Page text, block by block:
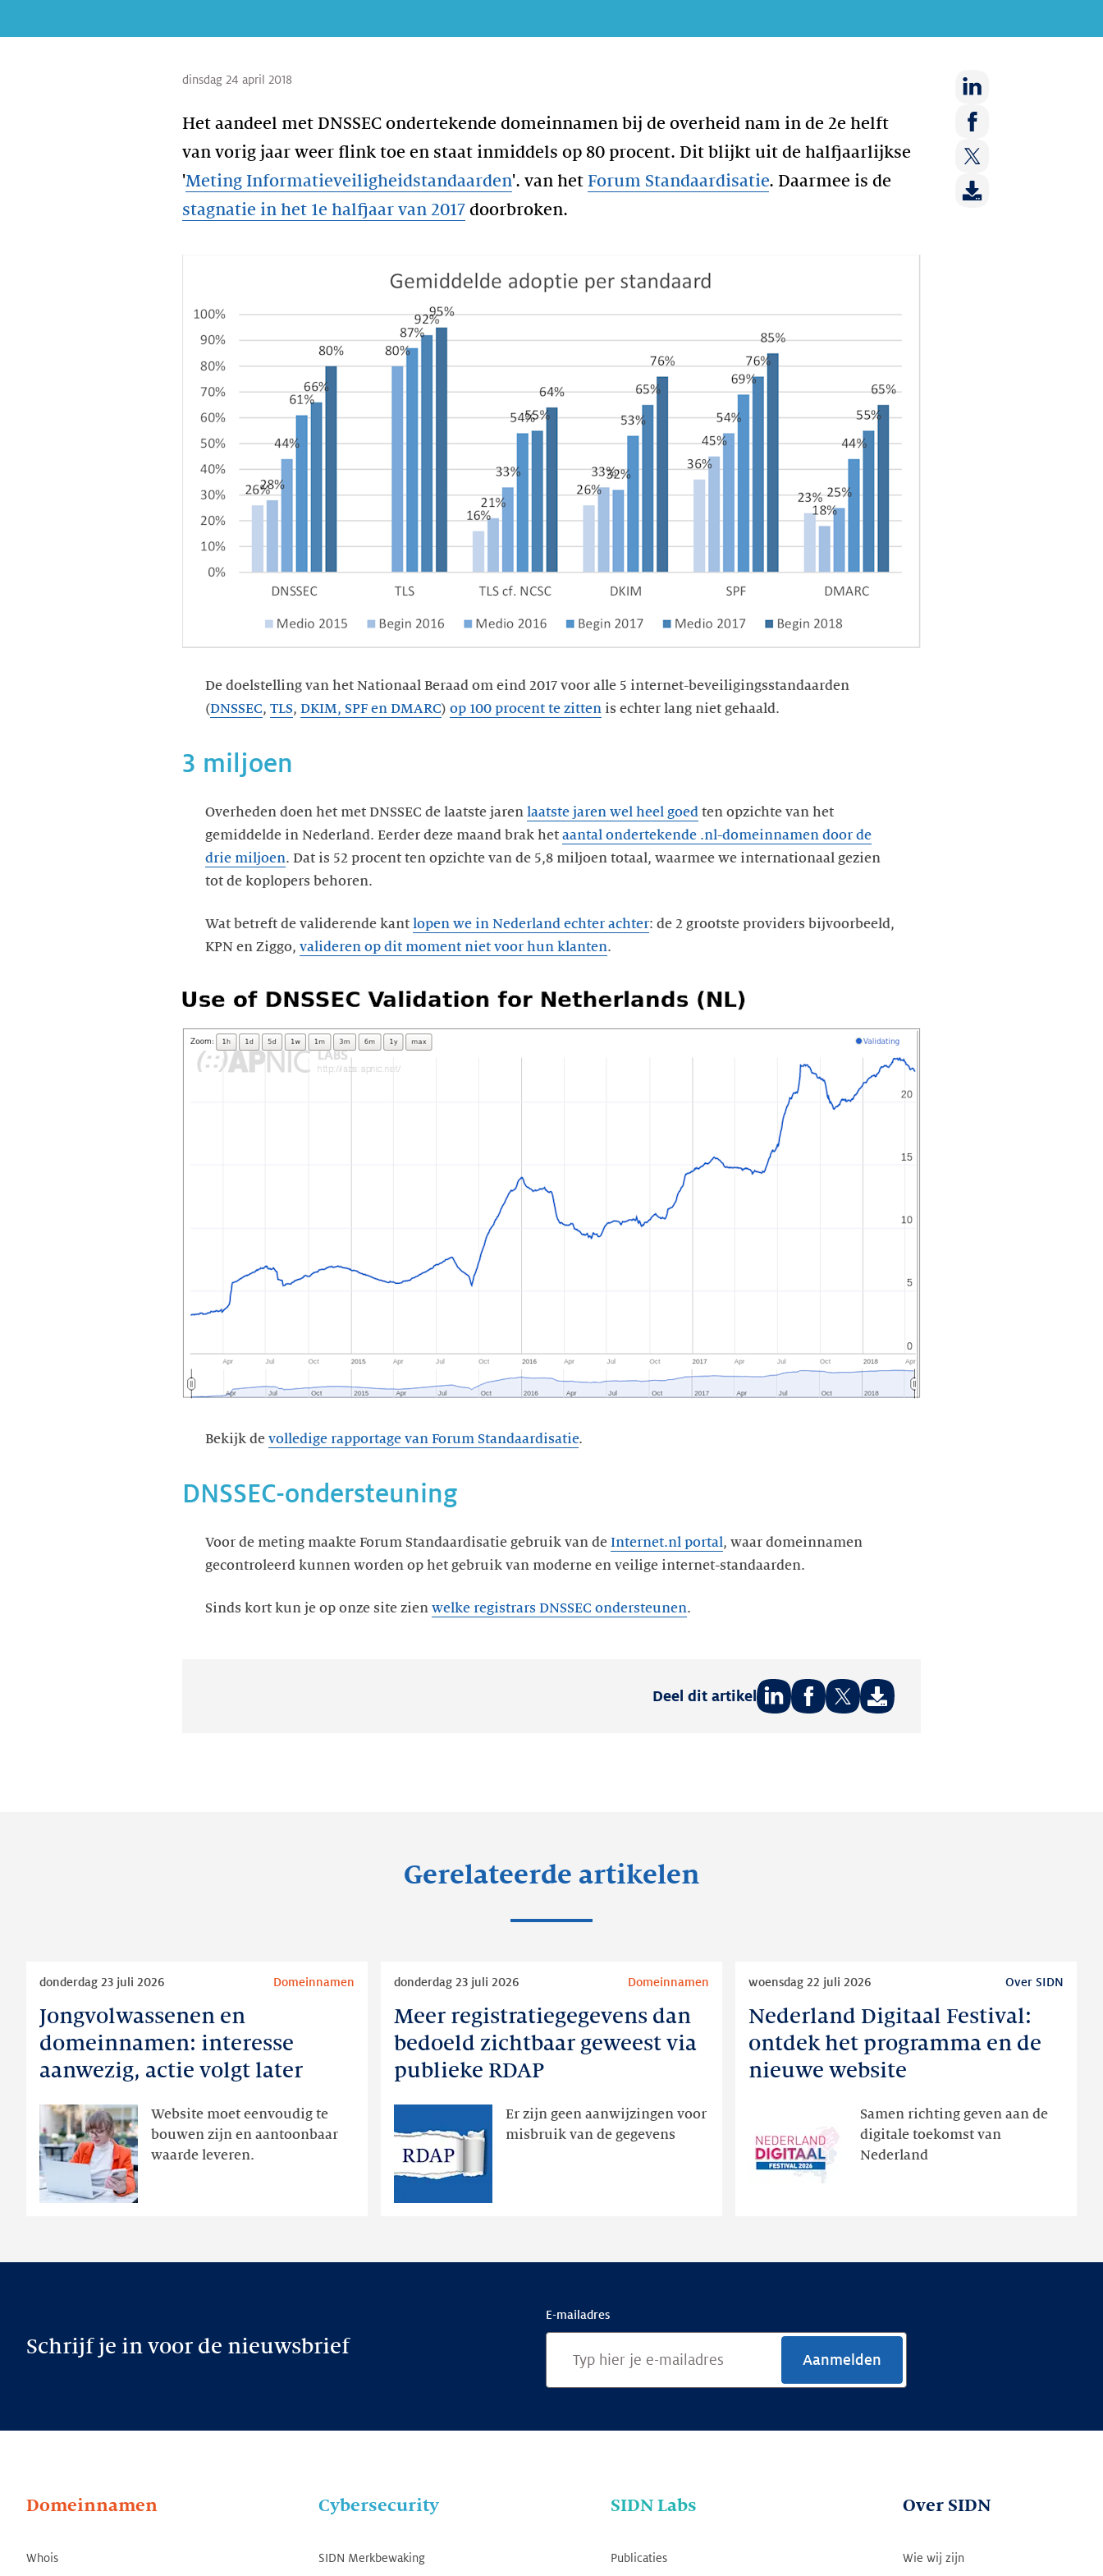
dinsdag 24 april 2018
Het aandeel met DNSSEC ondertekende domeinnamen bij de overheid nam in de 2e helft
van vorig jaar weer flink toe en staat inmiddels op 80 procent. Dit blijkt uit de halfjaarlijkse
'Meting Informatieveiligheidstandaarden'. van het Forum Standaardisatie. Daarmee is de
stagnatie in het 1e halfjaar van 2017 doorbroken.
Deel
op:
LinkedIn
Deel
Facebook
Deel
op:
De doelstelling van het Nationaal Beraad om eind 2017 voor alle 5 internet-beveiligingsstandaarden
(DNSSEC, TLS, DKIM, SPF en DMARC) op 100 procent te zitten is echter lang niet gehaald.
3 miljoen
Overheden doen het met DNSSEC de laatste jaren laatste jaren wel heel goed ten opzichte van het
gemiddelde in Nederland. Eerder deze maand brak het aantal ondertekende .nl-domeinnamen door de
drie miljoen. Dat is 52 procent ten opzichte van de 5,8 miljoen totaal, waarmee we internationaal gezien
tot de koplopers behoren.
Wat betreft de validerende kant lopen we in Nederland echter achter: de 2 grootste providers bijvoorbeeld,
KPN en Ziggo, valideren op dit moment niet voor hun klanten.
Bekijk de volledige rapportage van Forum Standaardisatie.
DNSSEC-ondersteuning
Voor de meting maakte Forum Standaardisatie gebruik van de Internet.nl portal, waar domeinnamen
gecontroleerd kunnen worden op het gebruik van moderne en veilige internet-standaarden.
Sinds kort kun je op onze site zien welke registrars DNSSEC ondersteunen.
Deel dit artikel
Gerelateerde artikelen
Jongvolwassenen en
domeinnamen: interesse
aanwezig, actie volgt later
donderdag 23 juli 2026 Domeinnamen
Website moet eenvoudig te
bouwen zijn en aantoonbaar
waarde leveren.
Jongvolwassenen
domeinnamen:
interesse
volgt
later
Meer registratiegegevens dan
bedoeld zichtbaar geweest via
publieke RDAP
donderdag 23 juli 2026 Domeinnamen
Er zijn geen aanwijzingen voor
misbruik van de gegevens
Meer
registratiegegevens
dan
bedoeld
via
publieke
RDAP
Nederland Digitaal Festival:
ontdek het programma en de
nieuwe website
woensdag 22 juli 2026 Over SIDN
Samen richting geven aan de
digitale toekomst van
Nederland
Nederland
Festival:
ontdek
Schrijf je in voor de nieuwsbrief
E-mailadres
Aanmelden
Domeinnamen
Whois
Cybersecurity
SIDN Merkbewaking
SIDN Labs
Publicaties
Over SIDN
Wie wij zijn